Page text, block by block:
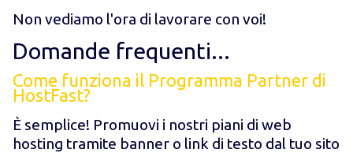
Non vediamo l'ora di lavorare con voi!
Domande frequenti...
Come funziona il Programma Partner di
HostFast?
È semplice! Promuovi i nostri piani di web
hosting tramite banner o link di testo dal tuo sito